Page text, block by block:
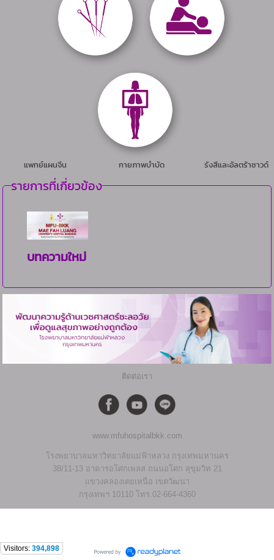
แพทย์แผนจีน กายภาพบำบัด รังสีและอัลตร้าซาวด์
รายการที่เกี่ยวข้อง
บทความใหม่
ติดต่อเรา
www.mfuhospitalbkk.com
โรงพยาบาลมหาวิทยาลัยแม่ฟ้าหลวง กรุงเทพมหานคร
38/11-13 อาคารอโศกเพลส ถนนอโศก สุขุมวิท 21
แขวงคลองเตยเหนือ เขตวัฒนา
กรุงเทพฯ 10110 โทร.02-664-4360
Visitors: 394,898